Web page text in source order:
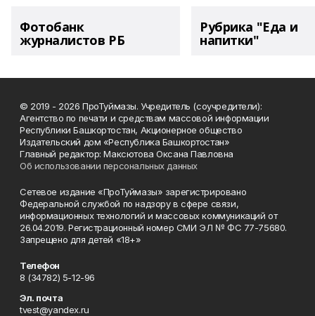
Фотобанк
журналистов РБ
Рубрика "Еда и
напитки"
© 2019 - 2026 ПроТуймазы. Учредитель (соучредители):
Агентство по печати и средствам массовой информации
Республики Башкортостан, Акционерное общество
Издательский дом «Республика Башкортостан»
Главный редактор: Максютова Оксана Павловна
Об использовании персональных данных
Сетевое издание «ПроТуймазы» зарегистрировано
Федеральной службой по надзору в сфере связи,
информационных технологий и массовых коммуникаций от
26.04.2019. Регистрационный номер СМИ ЭЛ № ФС 77-75680.
Запрещено для детей «18+»
Телефон
8 (34782) 5-12-96
Эл. почта
tvest@yandex.ru